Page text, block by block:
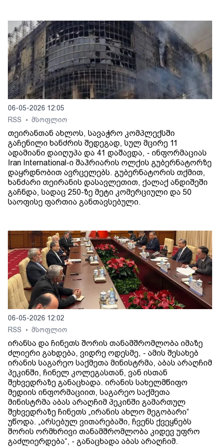
06-05-2026 12:05
RSS
• მსოფლიო
თეირანთან ახლოს, სავაჭრო კომპლექსში
გაჩენილი ხანძრის შედეგად, სულ მცირე 11
ადამიანი დაიღუპა და 41 დაშავდა, - ინფორმაციას
Iran International-ი შაჰრიარის ოლქის გუბერნატორზე
დაყრდნობით ავრცელებს. გუბერნატორის თქმით,
ხანძარი თეირანის დასავლეთით, ქალაქ ანდიშეში
გაჩნდა, სადაც 250-ზე მეტი კომერციული და 50
საოფისე ფართია განთავსებული.
06-05-2026 12:02
RSS
• მსოფლიო
ირანსა და ჩინეთს შორის თანამშრომლობა იმაზე
ძლიერი გახდება, ვიდრე ოდესმე, - ამის შესახებ
ირანის საგარეო საქმეთა მინისტრმა, აბას არაღჩიმ
პეკინში, ჩინელ კოლეგასთან, ვან ისთან
შეხვედრაზე განაცხადა. ირანის სახელმწიფო
მედიის ინფორმაციით, საგარეო საქმეთა
მინისტრმა აბას არაღჩიმ პეკინში გამართულ
შეხვედრაზე ჩინეთს „ირანის ახლო მეგობარი“
უწოდა. „არსებულ ვითარებაში, ჩვენს ქვეყნებს
შორის ორმხრივი თანამშრომლობა კიდევ უფრო
გაძლიერდება“, - განაცხადა აბას არაღჩიმ.